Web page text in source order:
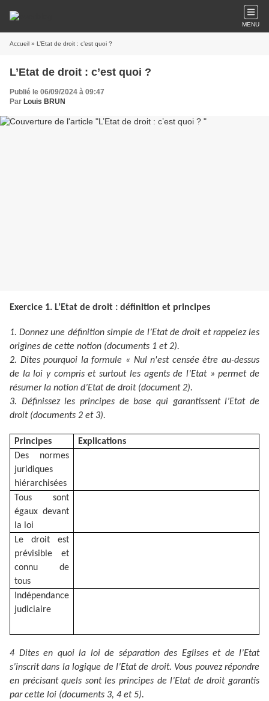
MENU
Accueil » L’Etat de droit : c’est quoi ?
L’Etat de droit : c’est quoi ?
Publié le 06/09/2024 à 09:47
Par Louis BRUN
Exercice 1. L’Etat de droit : définition et principes
1. Donnez une définition simple de l’Etat de droit et rappelez les
origines de cette notion (documents 1 et 2).
2. Dites pourquoi la formule « Nul n'est censée être au-dessus
de la loi y compris et surtout les agents de l’Etat » permet de
résumer la notion d’Etat de droit (document 2).
3. Définissez les principes de base qui garantissent l’Etat de
droit (documents 2 et 3).
Principes
Explications
Des normes
juridiques
hiérarchisées
Tous sont
égaux devant
la loi
Le droit est
prévisible et
connu de
tous
Indépendance
judiciaire
4 Dites en quoi la loi de séparation des Eglises et de l’Etat
s’inscrit dans la logique de l’Etat de droit. Vous pouvez répondre
en précisant quels sont les principes de l’Etat de droit garantis
par cette loi (documents 3, 4 et 5).